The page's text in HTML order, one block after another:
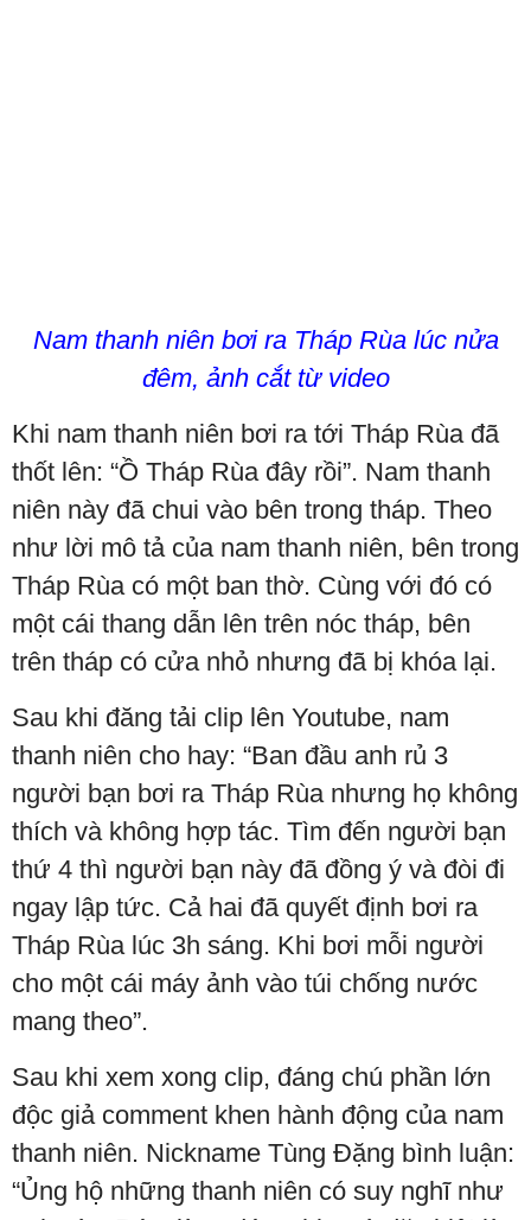
Nam thanh niên bơi ra Tháp Rùa lúc nửa
đêm, ảnh cắt từ video
Khi nam thanh niên bơi ra tới Tháp Rùa đã
thốt lên: “Ồ Tháp Rùa đây rồi”. Nam thanh
niên này đã chui vào bên trong tháp. Theo
như lời mô tả của nam thanh niên, bên trong
Tháp Rùa có một ban thờ. Cùng với đó có
một cái thang dẫn lên trên nóc tháp, bên
trên tháp có cửa nhỏ nhưng đã bị khóa lại.
Sau khi đăng tải clip lên Youtube, nam
thanh niên cho hay: “Ban đầu anh rủ 3
người bạn bơi ra Tháp Rùa nhưng họ không
thích và không hợp tác. Tìm đến người bạn
thứ 4 thì người bạn này đã đồng ý và đòi đi
ngay lập tức. Cả hai đã quyết định bơi ra
Tháp Rùa lúc 3h sáng. Khi bơi mỗi người
cho một cái máy ảnh vào túi chống nước
mang theo”.
Sau khi xem xong clip, đáng chú phần lớn
độc giả comment khen hành động của nam
thanh niên. Nickname Tùng Đặng bình luận:
“Ủng hộ những thanh niên có suy nghĩ như